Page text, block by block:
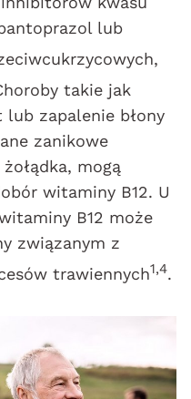
lub
takie jak
zapalenie błony
zanikowe
mogą
witaminy B12. U
B12 może
związanym z
trawiennych1,4.